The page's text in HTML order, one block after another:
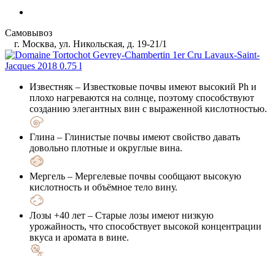
Самовывоз
г. Москва, ул. Никольская, д. 19-21/1
Известняк – Известковые почвы имеют высокий Ph и
плохо нагреваются на солнце, поэтому способствуют
созданию элегантных вин с выраженной кислотностью.
Глина – Глинистые почвы имеют свойство давать
довольно плотные и округлые вина.
Мергель – Мергелевые почвы сообщают высокую
кислотность и объёмное тело вину.
Лозы +40 лет – Старые лозы имеют низкую
урожайность, что способствует высокой концентрации
вкуса и аромата в вине.